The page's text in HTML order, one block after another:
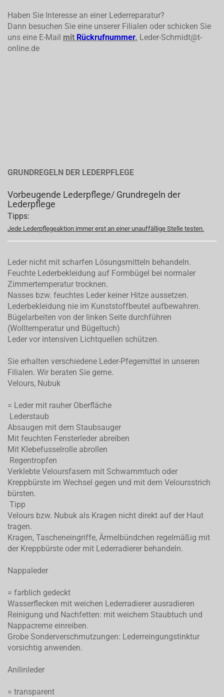
Haben Sie Interesse an einer Lederreparatur?
Dann besuchen Sie eine unserer Filialen oder schicken Sie
uns eine E-Mail mit Rückrufnummer. Leder-Schmidt@t-
online.de
GRUNDREGELN DER LEDERPFLEGE
Vorbeugende Lederpflege/ Grundregeln der
Lederpflege
Tipps:
Jede Lederpflegeaktion immer erst an einer unauffällige Stelle testen.
Leder nicht mit scharfen Lösungsmitteln behandeln.
Feuchte Lederbekleidung auf Formbügel bei normaler
Zimmertemperatur trocknen.
Nasses bzw. feuchtes Leder keiner Hitze aussetzen.
Lederbekleidung nie im Kunststoffbeutel aufbewahren.
Bügelarbeiten von der linken Seite durchführen
(Wolltemperatur und Bügeltuch)
Leder vor intensiven Lichtquellen schützen.
Sie erhalten verschiedene Leder-Pfegemittel in unseren
Filialen. Wir beraten Sie gerne.
Velours, Nubuk
= Leder mit rauher Oberfläche
Lederstaub
Absaugen mit dem Staubsauger
Mit feuchten Fensterleder abreiben
Mit Klebefusselrolle abrollen
Regentropfen
Verklebte Veloursfasern mit Schwammtuch oder
Kreppbürste im Wechsel gegen und mit dem Veloursstrich
bürsten.
Tipp
Velours bzw. Nubuk als Kragen nicht direkt auf der Haut
tragen.
Kragen, Tascheneingriffe, Ärmelbündchen regelmäßig mit
der Kreppbürste oder mit Lederradierer behandeln.
Nappaleder
= farblich gedeckt
Wasserflecken mit weichen Lederradierer ausradieren
Reinigung und Nachfetten: mit weichem Staubtuch und
Nappacreme einreiben.
Grobe Sonderverschmutzungen: Lederreingungstinktur
vorsichtig anwenden.
Anilinleder
= transparent